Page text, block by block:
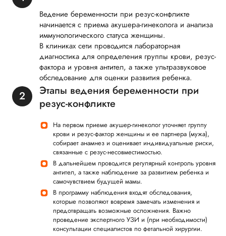
Ведение беременности при резус-конфликте
начинается с приема акушера-гинеколога и анализа
иммунологического статуса женщины.
В клиниках сети проводится лабораторная
диагностика для определения группы крови, резус-
фактора и уровня антител, а также ультразвуковое
обследование для оценки развития ребенка.
Этапы ведения беременности при
резус-конфликте
На первом приеме акушер-гинеколог уточняет группу
крови и резус-фактор женщины и ее партнера (мужа),
собирает анамнез и оценивает индивидуальные риски,
связанные с резус-несовместимостью.
В дальнейшем проводится регулярный контроль уровня
антител, а также наблюдение за развитием ребенка и
самочувствием будущей мамы.
В программу наблюдения входят обследования,
которые позволяют вовремя замечать изменения и
предотвращать возможные осложнения. Важно
проведение экспертного УЗИ и (при необходимости)
консультации специалистов по фетальной хирургии.